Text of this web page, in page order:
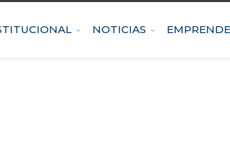
NOTICIAS